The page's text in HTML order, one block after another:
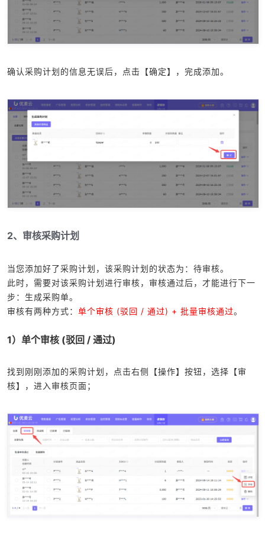
确认采购计划的信息无误后，点击【确定】，完成添加。
2、审核采购计划
当您添加好了采购计划，该采购计划的状态为：待审核。
此时，需要对该采购计划进行审核，审核通过后，才能进行下一
步：生成采购单。
审核有两种方式： 单个审核 (驳回 / 通过) + 批量审核通过。
1）单个审核 (驳回 / 通过)
找到刚刚添加的采购计划，点击右侧【操作】按钮，选择【审
核】，进入审核页面；